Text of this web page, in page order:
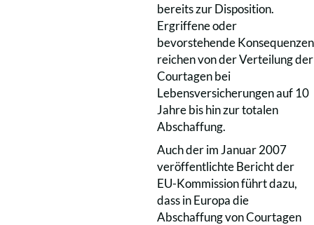
bereits zur Disposition.
Ergriffene oder
bevorstehende Konsequenzen
reichen von der Verteilung der
Courtagen bei
Lebensversicherungen auf 10
Jahre bis hin zur totalen
Abschaffung.
Auch der im Januar 2007
veröffentlichte Bericht der
EU-Kommission führt dazu,
dass in Europa die
Abschaffung von Courtagen